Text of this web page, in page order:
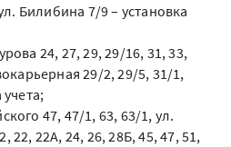
Билибина 7/9 – установка
24, 27, 29, 29/16, 31, 33,
29/2, 29/5, 31/1,
47, 47/1, 63, 63/1, ул.
22, 22А, 24, 26, 28Б, 45, 47, 51,